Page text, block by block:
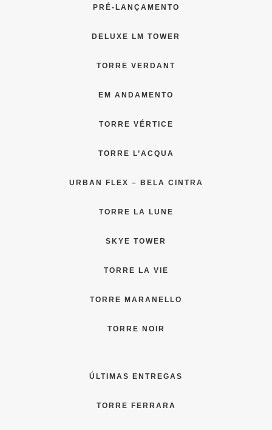
PRÉ-LANÇAMENTO
DELUXE LM TOWER
TORRE VERDANT
EM ANDAMENTO
TORRE VÉRTICE
TORRE L’ACQUA
URBAN FLEX – BELA CINTRA
TORRE LA LUNE
SKYE TOWER
TORRE LA VIE
TORRE MARANELLO
TORRE NOIR
ÚLTIMAS ENTREGAS
TORRE FERRARA